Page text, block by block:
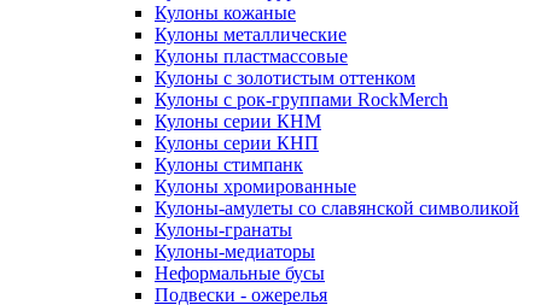
Кулоны кожаные
Кулоны металлические
Кулоны пластмассовые
Кулоны с золотистым оттенком
Кулоны с рок-группами RockMerch
Кулоны серии КНМ
Кулоны серии КНП
Кулоны стимпанк
Кулоны хромированные
Кулоны-амулеты со славянской символикой
Кулоны-гранаты
Кулоны-медиаторы
Неформальные бусы
Подвески - ожерелья